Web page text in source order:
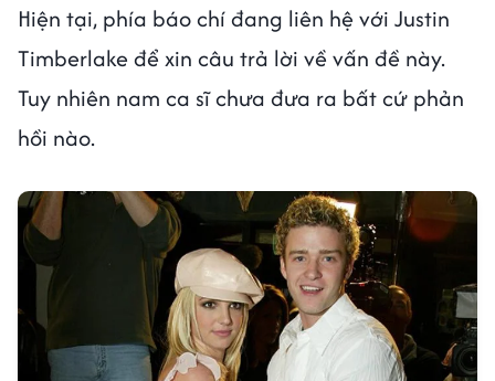
Hiện tại, phía báo chí đang liên hệ với Justin
Timberlake để xin câu trả lời về vấn đề này.
Tuy nhiên nam ca sĩ chưa đưa ra bất cứ phản
hồi nào.